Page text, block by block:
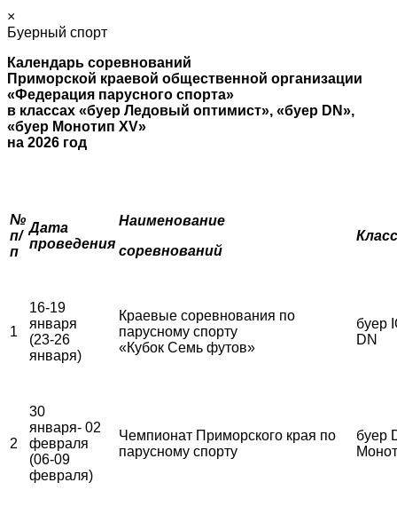
×
Буерный спорт
Календарь соревнований
Приморской краевой общественной организации
«Федерация парусного спорта»
в классах «буер Ледовый оптимист», «буер DN»,
«буер Монотип XV»
на 2026 год
№
п/
п
Дата
проведения
Наименование
соревнований
Класс
1
16-19
января
(23-26
января)
Краевые соревнования по
парусному спорту
«Кубок Семь футов»
буер
DN
2
30
января- 02
февраля
(06-09
февраля)
Чемпионат Приморского края по
парусному спорту
буер